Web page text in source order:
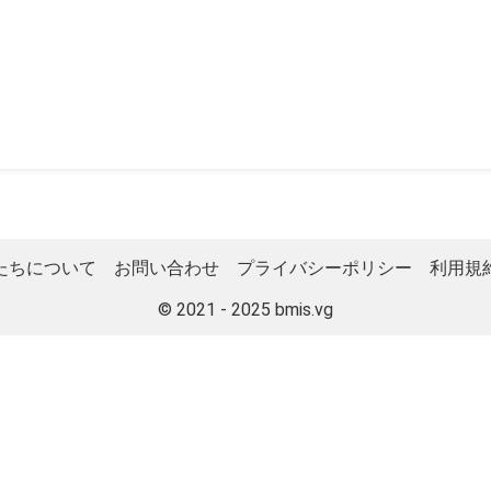
ちについて お問い合わせ プライバシーポリシー
利用規
© 2021 - 2025 bmis.vg